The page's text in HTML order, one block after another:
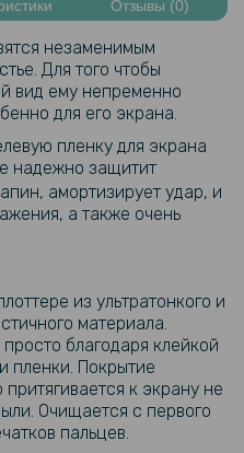
Отзывы (0)
незаменимым
Для того чтобы
вид ему непременно
для его экрана.
пленку для экрана
надежно защитит
амортизирует удар, и
а также очень
из ультратонкого и
материала.
благодаря клейкой
пленки. Покрытие
к экрану не
Очищается с первого
пальцев.